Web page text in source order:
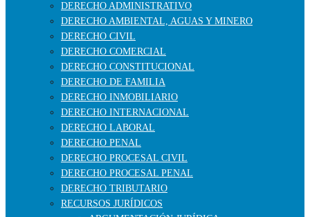
DERECHO ADMINISTRATIVO
DERECHO AMBIENTAL, AGUAS Y MINERO
DERECHO CIVIL
DERECHO COMERCIAL
DERECHO CONSTITUCIONAL
DERECHO DE FAMILIA
DERECHO INMOBILIARIO
DERECHO INTERNACIONAL
DERECHO LABORAL
DERECHO PENAL
DERECHO PROCESAL CIVIL
DERECHO PROCESAL PENAL
DERECHO TRIBUTARIO
RECURSOS JURÍDICOS